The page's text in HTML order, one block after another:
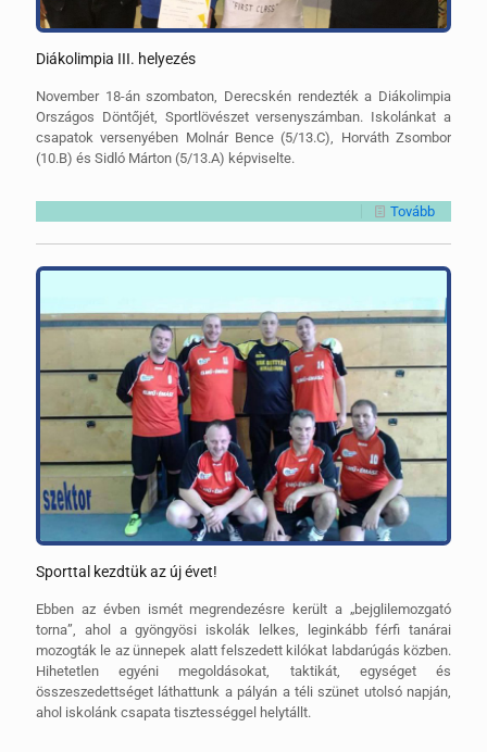
Diákolimpia III. helyezés
November 18-án szombaton, Derecskén rendezték a Diákolimpia
Országos Döntőjét, Sportlövészet versenyszámban. Iskolánkat a
csapatok versenyében Molnár Bence (5/13.C), Horváth Zsombor
(10.B) és Sidló Márton (5/13.A) képviselte.
Tovább
Sporttal kezdtük az új évet!
Ebben az évben ismét megrendezésre került a „bejglilemozgató
torna”, ahol a gyöngyösi iskolák lelkes, leginkább férfi tanárai
mozogták le az ünnepek alatt felszedett kilókat labdarúgás közben.
Hihetetlen egyéni megoldásokat, taktikát, egységet és
összeszedettséget láthattunk a pályán a téli szünet utolsó napján,
ahol iskolánk csapata tisztességgel helytállt.